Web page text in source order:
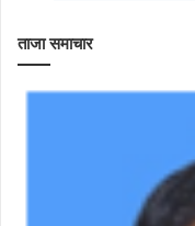
ताजा समाचार